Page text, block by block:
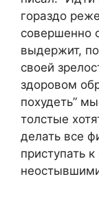
гораздо
совершенно
выдержит,
своей
здоровом
похудеть”
толстые
делать все
приступать